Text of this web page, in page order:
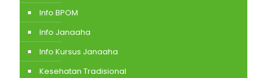
Info BPOM
Info Janaaha
Info Kursus Janaaha
Kesehatan Tradisional